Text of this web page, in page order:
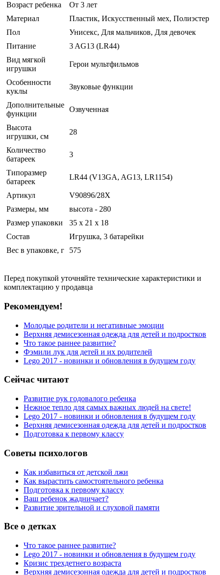
Возраст ребенка
От 3 лет
Материал
Пластик, Искусственный мех, Полиэстер
Пол
Унисекс, Для мальчиков, Для девочек
Питание
3 AG13 (LR44)
Вид мягкой
игрушки
Герои мультфильмов
Особенности
куклы
Звуковые функции
Дополнительные
функции
Озвученная
Высота
игрушки, см
28
Количество
батареек
3
Типоразмер
батареек
LR44 (V13GA, AG13, LR1154)
Артикул
V90896/28X
Размеры, мм
высота - 280
Размер упаковки
35 x 21 x 18
Состав
Игрушка, 3 батарейки
Вес в упаковке, г
575
Перед покупкой уточняйте технические характеристики и
комплектацию у продавца
Рекомендуем!
Молодые родители и негативные эмоции
Верхняя демисезонная одежда для детей и подростков
Что такое раннее развитие?
Фэмили лук для детей и их родителей
Lego 2017 - новинки и обновления в будущем году
Сейчас читают
Развитие рук годовалого ребенка
Нежное тепло для самых важных людей на свете!
Lego 2017 - новинки и обновления в будущем году
Верхняя демисезонная одежда для детей и подростков
Подготовка к первому классу
Советы психологов
Как избавиться от детской лжи
Как вырастить самостоятельного ребенка
Подготовка к первому классу
Ваш ребенок жадничает?
Развитие зрительной и слуховой памяти
Все о детках
Что такое раннее развитие?
Lego 2017 - новинки и обновления в будущем году
Кризис трехдетнего возраста
Верхняя демисезонная одежда для детей и подростков